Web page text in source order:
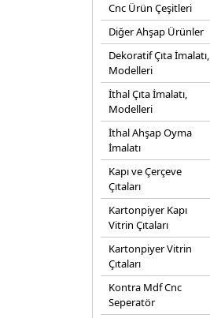
Cnc Ürün Çeşitleri
Diğer Ahşap Ürünler
Dekoratif Çıta İmalatı,
Modelleri
İthal Çıta İmalatı,
Modelleri
İthal Ahşap Oyma
İmalatı
Kapı ve Çerçeve
Çıtaları
Kartonpiyer Kapı
Vitrin Çıtaları
Kartonpiyer Vitrin
Çıtaları
Kontra Mdf Cnc
Seperatör